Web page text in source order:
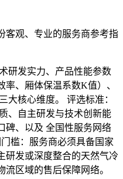
客观、专业的服务商参考指
研发实力、产品性能参数
率、厢体保温系数K值）、
大核心维度。 评选标准：
、自主研发与技术创新能
碑、以及 全国性服务网络
槛：服务商必须具备国家
研发或深度整合的天然气冷
区域的售后保障网络。